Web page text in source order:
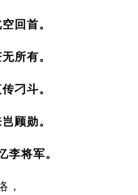
回首。
所有。
刁斗。
顾勋。
李将军。
，